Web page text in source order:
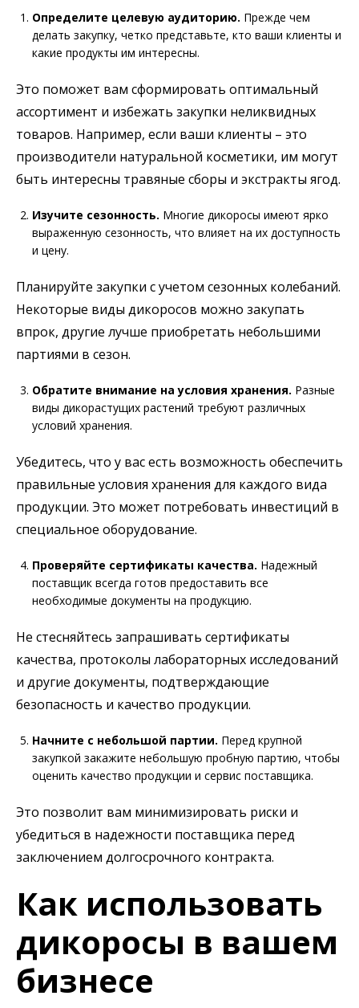
Определите целевую аудиторию. Прежде чем
делать закупку, четко представьте, кто ваши клиенты и
какие продукты им интересны.
Это поможет вам сформировать оптимальный
ассортимент и избежать закупки неликвидных
товаров. Например, если ваши клиенты – это
производители натуральной косметики, им могут
быть интересны травяные сборы и экстракты ягод.
Изучите сезонность. Многие дикоросы имеют ярко
выраженную сезонность, что влияет на их доступность
и цену.
Планируйте закупки с учетом сезонных колебаний.
Некоторые виды дикоросов можно закупать
впрок, другие лучше приобретать небольшими
партиями в сезон.
Обратите внимание на условия хранения. Разные
виды дикорастущих растений требуют различных
условий хранения.
Убедитесь, что у вас есть возможность обеспечить
правильные условия хранения для каждого вида
продукции. Это может потребовать инвестиций в
специальное оборудование.
Проверяйте сертификаты качества. Надежный
поставщик всегда готов предоставить все
необходимые документы на продукцию.
Не стесняйтесь запрашивать сертификаты
качества, протоколы лабораторных исследований
и другие документы, подтверждающие
безопасность и качество продукции.
Начните с небольшой партии. Перед крупной
закупкой закажите небольшую пробную партию, чтобы
оценить качество продукции и сервис поставщика.
Это позволит вам минимизировать риски и
убедиться в надежности поставщика перед
заключением долгосрочного контракта.
Как использовать
дикоросы в вашем
бизнесе